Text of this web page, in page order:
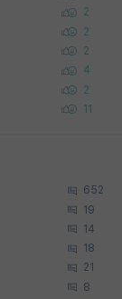
2
2
2
4
2
11
652
19
14
18
21
8